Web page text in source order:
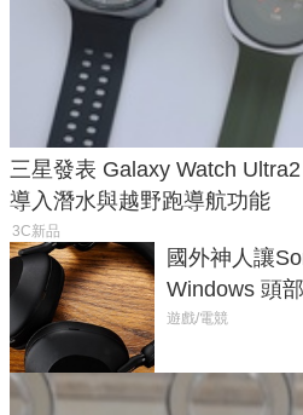
三星發表 Galaxy Watch
導入潛水與越野跑導航功能
3C新品
國外神人讓
Windows 頭
飛行超有感
遊戲/電競